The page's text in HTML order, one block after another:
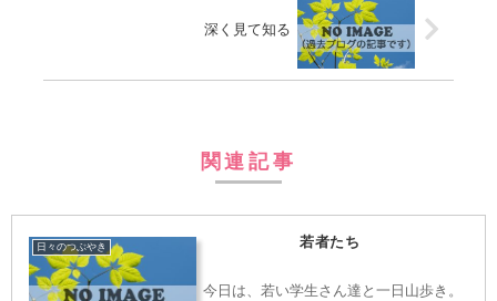
深く見て知る
関連記事
日々のつぶやき 若者たち
今日は、若い学生さん達と一日山歩き。